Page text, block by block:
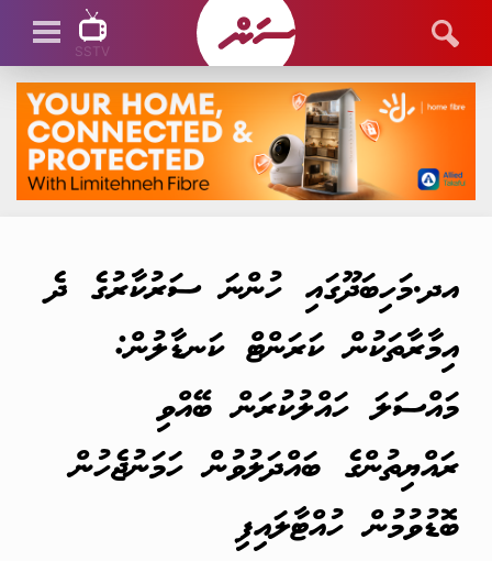
SSTV
SSTV LIVE
އދ.މަހިބަދޫގައި ހުންނަ ސަރުކާރުގެ ދެ
އިމާރާތަކުން ކަރަންޓް ކަނޑާލުން:
މައްސަލަ ހައްލުކުރަން ބޭއްވި
ރައްޔިތުންގެ ބައްދަލުވުން ހަމަނުޖެހުން
ބޮޑުވުމުން ހުއްޓާލައިފި